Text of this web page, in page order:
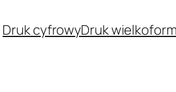
Druk cyfrowyDruk